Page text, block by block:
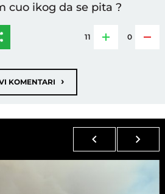
cuo ikog da se pita ?
11 0
KOMENTARI ›